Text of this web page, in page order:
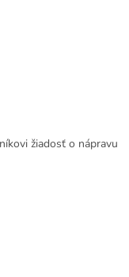
žiadosť o nápravu